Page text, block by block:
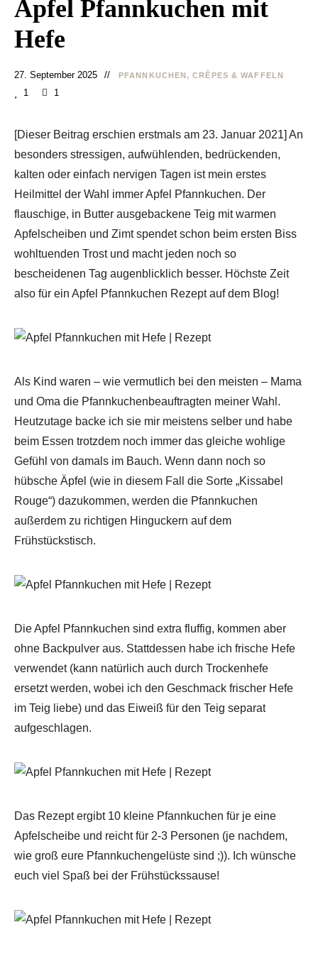
Apfel Pfannkuchen mit
Hefe
27. September 2025 PFANNKUCHEN, CRÊPES & WAFFELN
1 1
[Dieser Beitrag erschien erstmals am 23. Januar 2021] An
besonders stressigen, aufwühlenden, bedrückenden,
kalten oder einfach nervigen Tagen ist mein erstes
Heilmittel der Wahl immer Apfel Pfannkuchen. Der
flauschige, in Butter ausgebackene Teig mit warmen
Apfelscheiben und Zimt spendet schon beim ersten Biss
wohltuenden Trost und macht jeden noch so
bescheidenen Tag augenblicklich besser. Höchste Zeit
also für ein Apfel Pfannkuchen Rezept auf dem Blog!
Als Kind waren – wie vermutlich bei den meisten – Mama
und Oma die Pfannkuchenbeauftragten meiner Wahl.
Heutzutage backe ich sie mir meistens selber und habe
beim Essen trotzdem noch immer das gleiche wohlige
Gefühl von damals im Bauch. Wenn dann noch so
hübsche Äpfel (wie in diesem Fall die Sorte „Kissabel
Rouge“) dazukommen, werden die Pfannkuchen
außerdem zu richtigen Hinguckern auf dem
Frühstückstisch.
Die Apfel Pfannkuchen sind extra fluffig, kommen aber
ohne Backpulver aus. Stattdessen habe ich frische Hefe
verwendet (kann natürlich auch durch Trockenhefe
ersetzt werden, wobei ich den Geschmack frischer Hefe
im Teig liebe) und das Eiweiß für den Teig separat
aufgeschlagen.
Das Rezept ergibt 10 kleine Pfannkuchen für je eine
Apfelscheibe und reicht für 2-3 Personen (je nachdem,
wie groß eure Pfannkuchengelüste sind ;)). Ich wünsche
euch viel Spaß bei der Frühstückssause!